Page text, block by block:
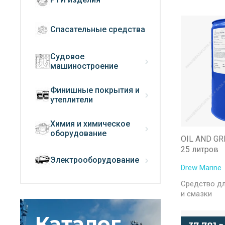
Спасательные средства
Судовое
машиностроение
Финишные покрытия и
утеплители
Химия и химическое
оборудование
Электрооборудование
OIL AND
25 литров
Drew Marine
Cредство
и смазки